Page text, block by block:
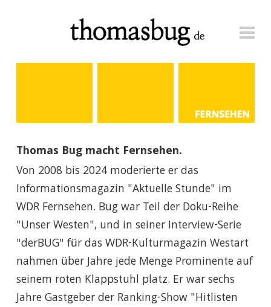
ANFRAGEN
Thomas Bug macht Fernsehen.
Von 2008 bis 2024 moderierte er das
Informationsmagazin "Aktuelle Stunde" im
WDR Fernsehen. Bug war Teil der Doku-Reihe
"Unser Westen", und in seiner Interview-Serie
"derBUG" für das WDR-Kulturmagazin Westart
nahmen über Jahre jede Menge Prominente auf
seinem roten Klappstuhl platz. Er war sechs
Jahre Gastgeber der Ranking-Show "Hitlisten